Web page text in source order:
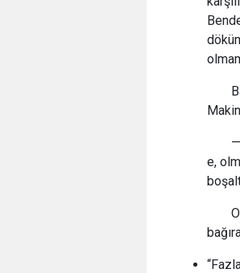
e,